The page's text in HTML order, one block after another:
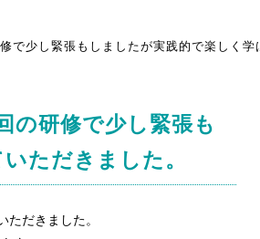
で少し緊張もしましたが実践的で楽しく
の研修で少し緊張も
ただきました。
だきました。